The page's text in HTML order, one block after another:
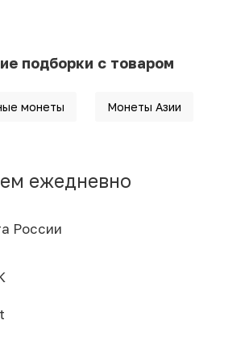
подборки с товаром
монеты Монеты Азии
ежедневно
России